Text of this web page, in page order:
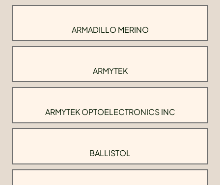
ARMADILLO MERINO
ARMYTEK
ARMYTEK OPTOELECTRONICS INC
BALLISTOL